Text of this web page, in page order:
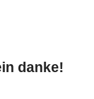
danke!